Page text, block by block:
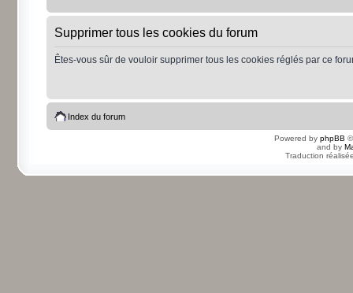
Supprimer tous les cookies du forum
Êtes-vous sûr de vouloir supprimer tous les cookies réglés par ce
Index du forum
Powered by phpBB
and by
Traduction